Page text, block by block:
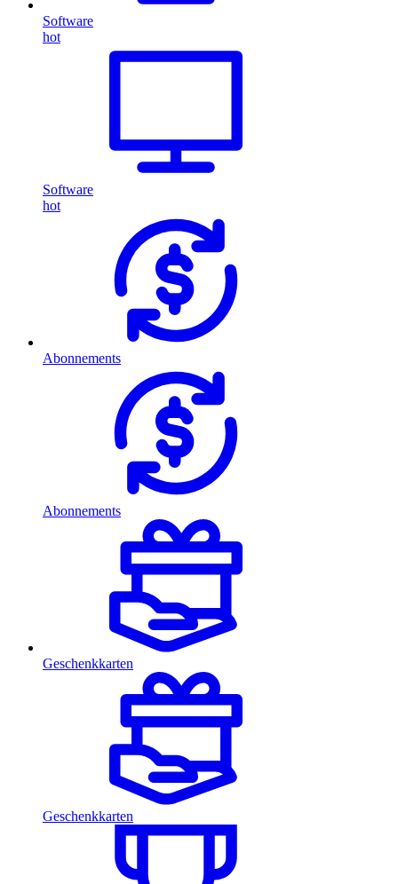
Software
hot
Software
hot
Abonnements
Abonnements
Geschenkkarten
Geschenkkarten